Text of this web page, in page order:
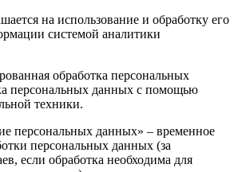
на использование и обработку его
системой аналитики
обработка персональных
персональных данных с помощью
техники.
персональных данных» – временное
персональных данных (за
если обработка необходима для